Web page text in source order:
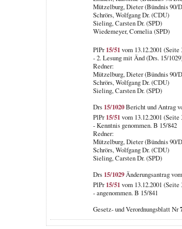
Mützelburg, Dieter (Bündnis 90/
Schrörs, Wolfgang Dr. (CDU)
Sieling, Carsten Dr. (SPD)
Wiedemeyer, Cornelia (SPD)
PlPr15/51vom 13.12.2001 (Seite
- 2. Lesung mit Änd (Drs. 15/
Redner:
Mützelburg, Dieter (Bündnis 90/
Schrörs, Wolfgang Dr. (CDU)
Sieling, Carsten Dr. (SPD)
Drs 15/1020Bericht und Antrag
PlPr15/51vom 13.12.2001 (Seite
- Kenntnis genommen. B 15/842
Redner:
Mützelburg, Dieter (Bündnis 90/
Schrörs, Wolfgang Dr. (CDU)
Sieling, Carsten Dr. (SPD)
Drs 15/1029Änderungsantrag
PlPr15/51vom 13.12.2001 (Seite
- angenommen. B 15/841
Gesetz- und Verordnungsblatt Nr